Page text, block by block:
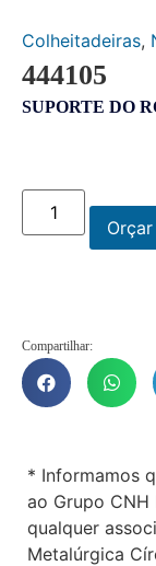
Colheitadeiras,
444105
SUPORTE DO
Orçar
Compartilhar:
* Informamos
ao Grupo CNH
qualquer
Metalúrgica